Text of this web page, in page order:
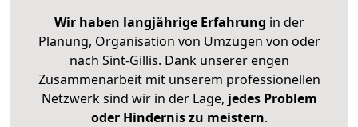
Wir haben langjährige Erfahrung in der
Planung, Organisation von Umzügen von oder
nach Sint-Gillis. Dank unserer engen
Zusammenarbeit mit unserem professionellen
Netzwerk sind wir in der Lage, jedes Problem
oder Hindernis zu meistern.